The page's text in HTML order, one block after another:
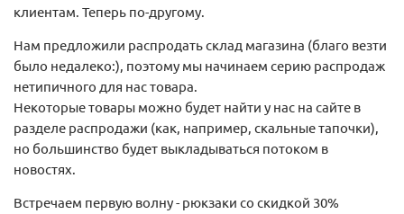
клиентам. Теперь по-другому.
Нам предложили распродать склад магазина (благо везти
было недалеко:), поэтому мы начинаем серию распродаж
нетипичного для нас товара.
Некоторые товары можно будет найти у нас на сайте в
разделе распродажи (как, например, скальные тапочки),
но большинство будет выкладываться потоком в
новостях.
Встречаем первую волну - рюкзаки со скидкой 30%